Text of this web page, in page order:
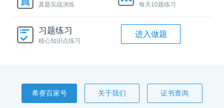
真题实战演练 每天10题练习
习题练习
核心知识点练习
进入做题
希赛百家号 关于我们 证书查询